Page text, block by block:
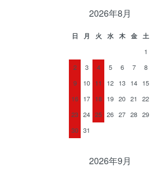
2026年8月
日 月 火 水 木 金
土
1
2
3 4 5 6 7
8
9
10 11 12 13 14 15
16 17 18 19 20 21
22
23 24 25 26 27 28 29
30 31
2026年9月